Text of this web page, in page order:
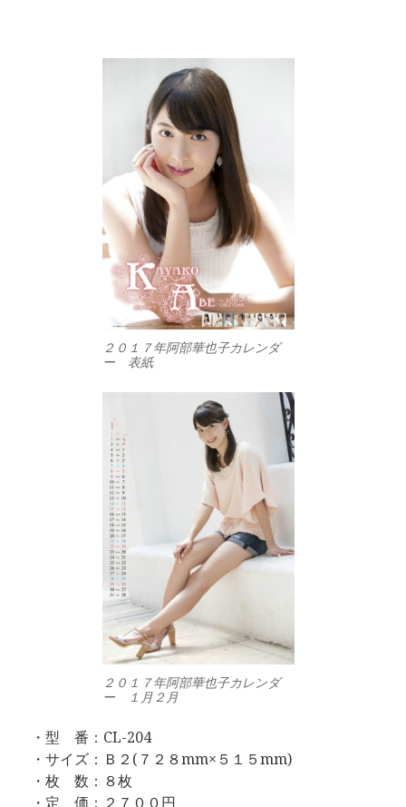
２０１７年阿部華也子カレンダ
ー 表紙
２０１７年阿部華也子カレンダ
ー １月２月
・型 番：CL-204
・サイズ：Ｂ２(７２８mm×５１５mm)
・枚 数：８枚
・定 価：２７００円